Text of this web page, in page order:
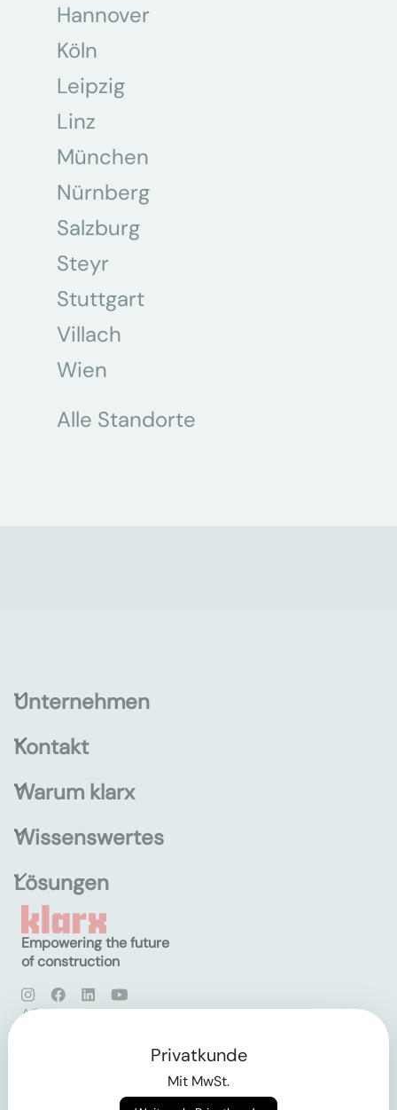
Hannover
Köln
Leipzig
Linz
München
Nürnberg
Salzburg
Steyr
Stuttgart
Villach
Wien
Alle Standorte
Unternehmen
Kontakt
Warum klarx
Wissenswertes
Lösungen
Empowering the future
of construction
AGB
Privatkunde
Mit MwSt.